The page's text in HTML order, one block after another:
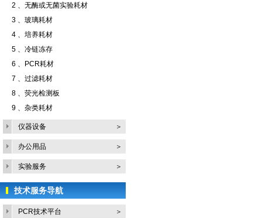
2 、 无酶或无菌实验耗材
3 、 玻璃耗材
4 、 培养耗材
5 、 冷链冻存
6 、
PCR耗材
7 、 过滤耗材
8 、 荧光检测板
9 、 杂类耗材
仪器设备 ＞
办公用品 ＞
实验服务 ＞
技术服务导航
PCR技术平台 ＞